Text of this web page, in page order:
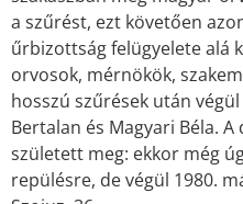
a szűrést, ezt követően
űrbizottság felügyelete alá
orvosok, mérnökök,
hosszú szűrések után
Bertalan és Magyari Béla.
született meg: ekkor még
repülésre, de végül 1980.